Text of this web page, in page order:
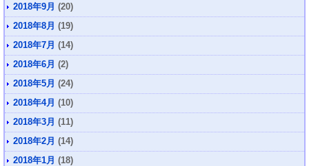
2018年9月 (20)
2018年8月 (19)
2018年7月 (14)
2018年6月 (2)
2018年5月 (24)
2018年4月 (10)
2018年3月 (11)
2018年2月 (14)
2018年1月 (18)